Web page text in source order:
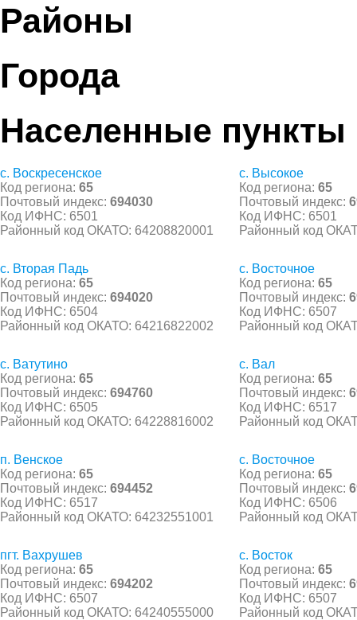
Районы
Города
Населенные пункты
с. Воскресенское
Код региона: 65
Почтовый индекс: 694030
Код ИФНС: 6501
Районный код ОКАТО: 64208820001
с. Высокое
Код региона: 65
Почтовый индекс:
Код ИФНС: 6501
Районный код
с. Вторая Падь
Код региона: 65
Почтовый индекс: 694020
Код ИФНС: 6504
Районный код ОКАТО: 64216822002
с. Восточное
Код региона: 65
Почтовый индекс:
Код ИФНС: 6507
Районный код
с. Ватутино
Код региона: 65
Почтовый индекс: 694760
Код ИФНС: 6505
Районный код ОКАТО: 64228816002
с. Вал
Код региона: 65
Почтовый индекс:
Код ИФНС: 6517
Районный код
п. Венское
Код региона: 65
Почтовый индекс: 694452
Код ИФНС: 6517
Районный код ОКАТО: 64232551001
с. Восточное
Код региона: 65
Почтовый индекс:
Код ИФНС: 6506
Районный код
пгт. Вахрушев
Код региона: 65
Почтовый индекс: 694202
Код ИФНС: 6507
Районный код ОКАТО: 64240555000
с. Восток
Код региона: 65
Почтовый индекс:
Код ИФНС: 6507
Районный код